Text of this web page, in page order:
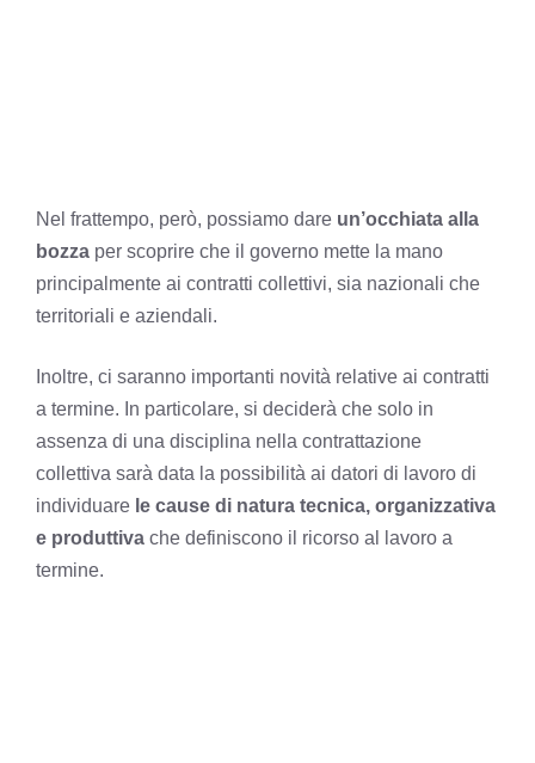
Nel frattempo, però, possiamo dare un’occhiata alla
bozza per scoprire che il governo mette la mano
principalmente ai contratti collettivi, sia nazionali che
territoriali e aziendali.
Inoltre, ci saranno importanti novità relative ai contratti
a termine. In particolare, si deciderà che solo in
assenza di una disciplina nella contrattazione
collettiva sarà data la possibilità ai datori di lavoro di
individuare le cause di natura tecnica, organizzativa
e produttiva che definiscono il ricorso al lavoro a
termine.